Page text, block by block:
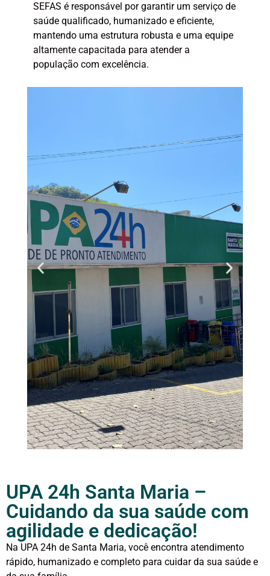
SEFAS é responsável por garantir um serviço de
saúde qualificado, humanizado e eficiente,
mantendo uma estrutura robusta e uma equipe
altamente capacitada para atender a
população com excelência.
UPA 24h Santa Maria –
Cuidando da sua saúde com
agilidade e dedicação!
Na UPA 24h de Santa Maria, você encontra atendimento
rápido, humanizado e completo para cuidar da sua saúde e